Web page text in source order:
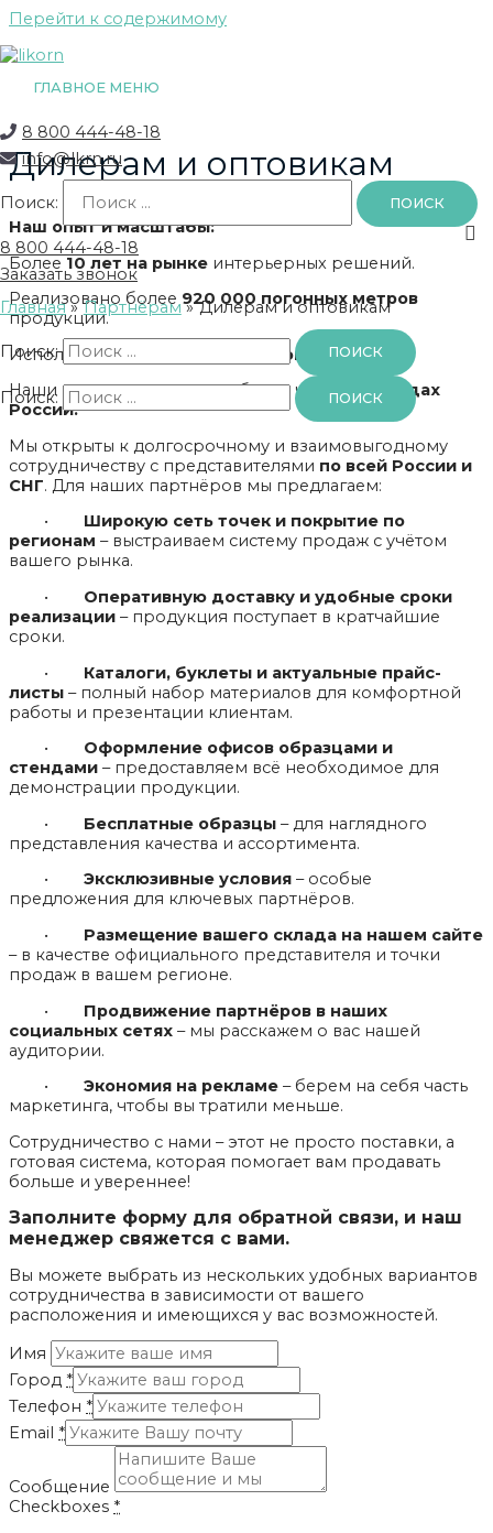
Перейти к содержимому
ГЛАВНОЕ МЕНЮ
8 800 444-48-18
info@lkrn.ru
Поиск:
8 800 444-48-18
Заказать звонок
Главная
Партнёрам Дилерам и оптовикам
Поиск:
Поиск:
Дилерам и оптовикам
Наш опыт и масштабы:
Более 10 лет на рынке интерьерных решений.
Реализовано более 920 000 погонных метров
продукции.
Исполнено более
80 000 заказов.
Наши решения оценили в более чем175 городах
России.
Мы открыты к долгосрочному и взаимовыгодному
сотрудничеству с представителями по всей России и
СНГ. Для наших партнёров мы предлагаем:
• Широкую сеть точек и покрытие по
регионам – выстраиваем систему продаж с учётом
вашего рынка.
•
Оперативную доставку и удобные сроки
реализации – продукция поступает в кратчайшие
сроки.
• Каталоги, буклеты и актуальные прайс-
листы – полный набор материалов для комфортной
работы и презентации клиентам.
• Оформление офисов образцами и
стендами – предоставляем всё необходимое для
демонстрации продукции.
• Бесплатные образцы – для наглядного
представления качества и ассортимента.
• Эксклюзивные условия – особые
предложения для ключевых партнёров.
•
Размещение вашего склада на нашем сайте
– в качестве официального представителя и точки
продаж в вашем регионе.
• Продвижение партнёров в наших
социальных сетях – мы расскажем о вас нашей
аудитории.
•
Экономия на рекламе – берем на себя часть
маркетинга, чтобы вы тратили меньше.
Сотрудничество с нами – этот не просто поставки, а
готовая система, которая помогает вам продавать
больше и увереннее!
Заполните форму для обратной связи, и наш
менеджер свяжется с вами.
Вы можете выбрать из нескольких удобных вариантов
сотрудничества в зависимости от вашего
расположения и имеющихся у вас возможностей.
Имя
Город *
Телефон *
Email *
Сообщение
Checkboxes *